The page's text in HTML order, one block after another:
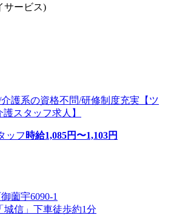
サービス)
護系の資格不問/研修制度充実【ツ
スタッフ求人】
ッフ 時給1,085円〜1,103円
薗宇6090-1
城信」下車徒歩約1分